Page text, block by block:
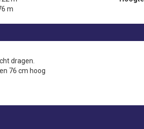
m
dragen.
76 cm hoog